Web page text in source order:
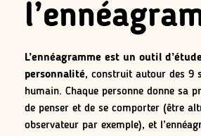
L’ennéagramme est un outil
personnalité, construit autour des 9
humain. Chaque personne donne sa
de penser et de se comporter (être
observateur par exemple), et